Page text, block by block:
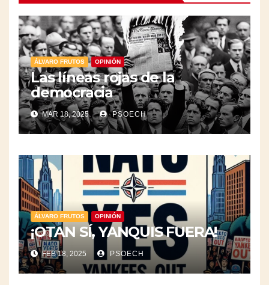
ÁLVARO FRUTOS OPINIÓN
Las líneas rojas de la
democracia
MAR 18, 2025 PSOECH
ÁLVARO FRUTOS OPINIÓN
¡OTAN SÍ, YANQUIS FUERA!
FEB 18, 2025 PSOECH